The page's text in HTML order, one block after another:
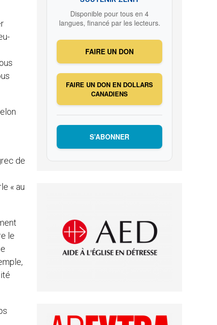
de
« au
le
Disponible pour tous en 4
langues, financé par les lecteurs.
FAIRE UN DON
FAIRE UN DON EN DOLLARS
CANADIENS
S’ABONNER